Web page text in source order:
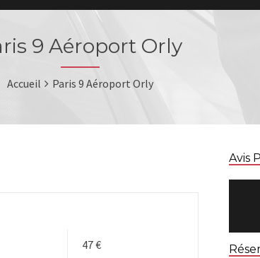
9 Aéroport Orly
Accueil Paris 9 Aéroport Orly
Avis
47 €